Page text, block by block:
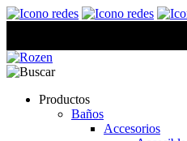
Productos
Baños
Accesorios